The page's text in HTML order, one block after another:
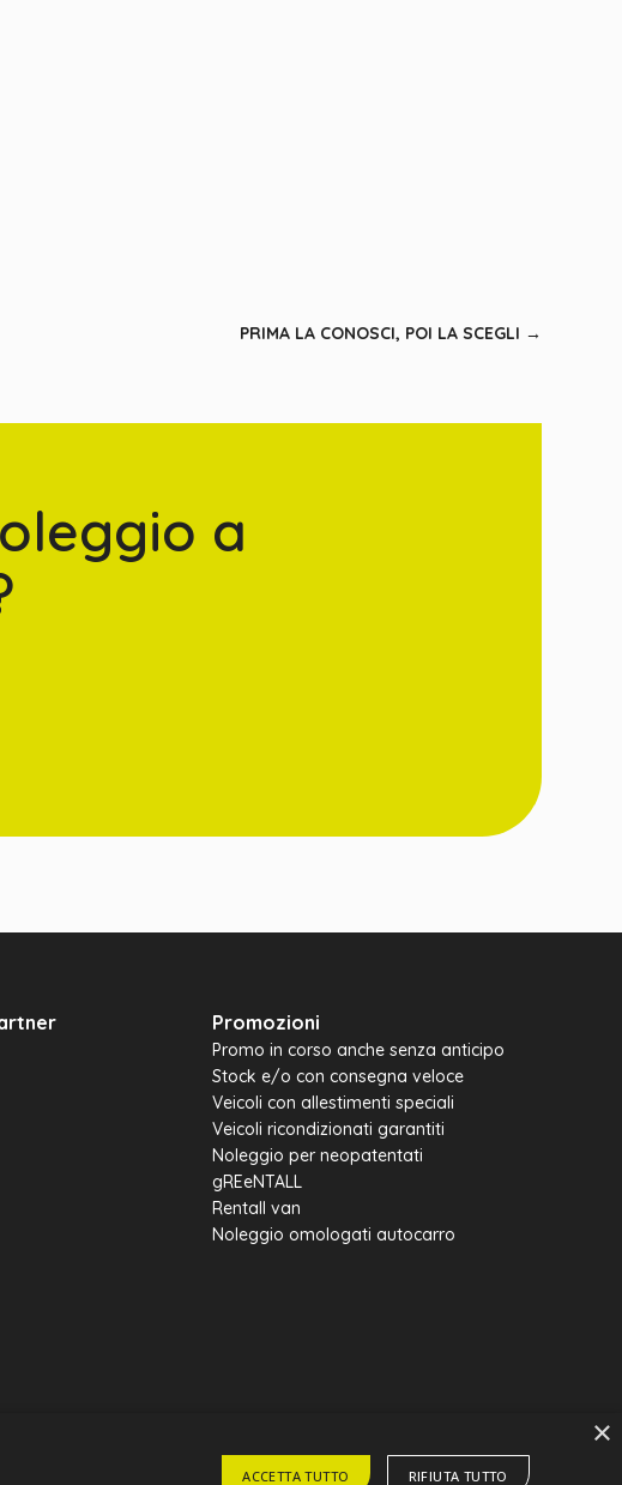
PRIMA LA CONOSCI, POI LA SCEGLI →
a
Promozioni
Promo in corso anche senza anticipo
Stock e/o con consegna veloce
Veicoli con allestimenti speciali
Veicoli ricondizionati garantiti
Noleggio per neopatentati
gREeNTALL
Rentall van
Noleggio omologati autocarro
×
ACCETTA TUTTO RIFIUTA TUTTO